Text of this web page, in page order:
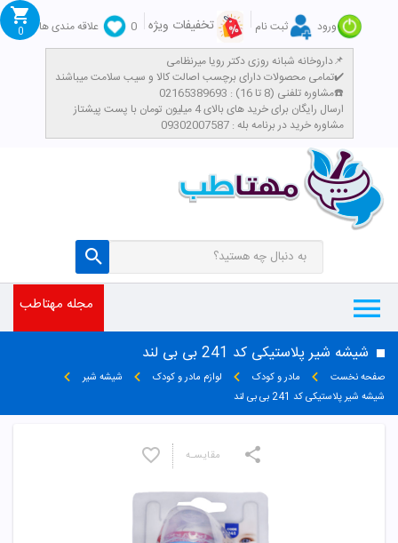
ورود ثبت نام تخفیفات ویژه 0
علاقه مندی ها
داروخانه شبانه روزی دکتر رویا میرنظامی📌
تمامی محصولات دارای برچسب اصالت کالا و سیب سلامت میباشند✔️
مشاوره تلفنی (8 تا 16) : 02165389693☎️
​ارسال رایگان برای خرید های بالای 4 میلیون تومان با پست پیشتاز
مشاوره خرید در برنامه بله : 09302007587
0
مجله مهتاطب
شیشه شیر پلاستیکی کد 241 بی بی لند
صفحه نخست مادر و کودک لوازم مادر و کودک
شیشه شیر
شیشه شیر پلاستیکی کد 241 بی بی لند
مقایسـه